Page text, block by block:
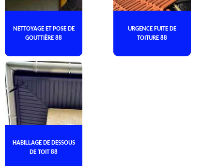
NETTOYAGE ET POSE DE
GOUTTIÈRE 88
URGENCE FUITE DE
TOITURE 88
HABILLAGE DE DESSOUS
DE TOIT 88